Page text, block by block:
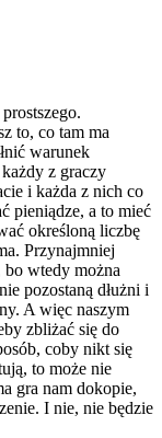
to, co tam ma
warunek
z graczy
i każda z nich co
pieniądze, a to mieć
określoną liczbę
Przynajmniej
bo wtedy można
pozostaną dłużni i
A więc naszym
zbliżać się do
coby nikt się
to może nie
gra nam dokopie,
I nie, nie będzie